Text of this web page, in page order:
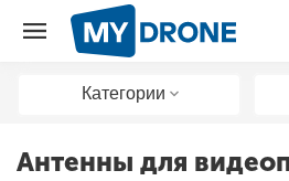
Категории
Антенны для